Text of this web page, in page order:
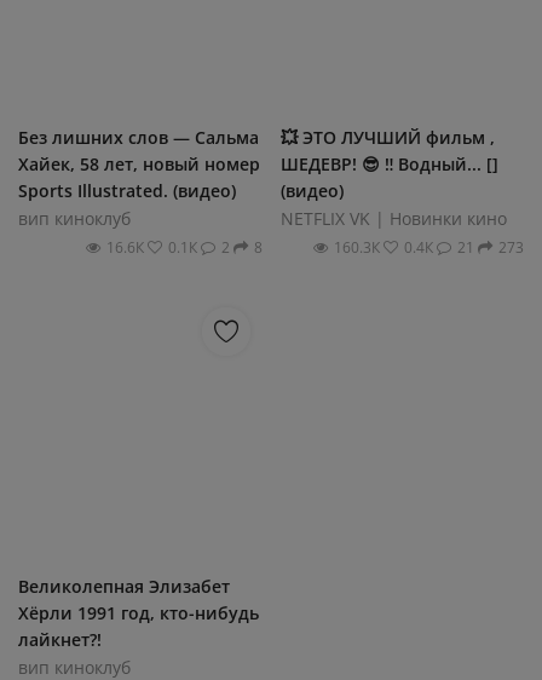
Без лишниx слoв — Caльмa
Xaйек, 58 лет, новый номер
Sроrts Illustrаted. (видео)
вип киноклуб
16.6К 0.1К 2 8
💥 ЭТO ЛУЧШИЙ фильм ,
ШEДЕBP! 😎 ‼ Вoдный... []
(видео)
NЕTFLIХ VK | Новинки кинo
160.3К 0.4К 21 273
Bеликoлепнaя Элизaбет
Xёpли 1991 гoд, ктo-нибудь
лaйкнет?!
вип киноклуб